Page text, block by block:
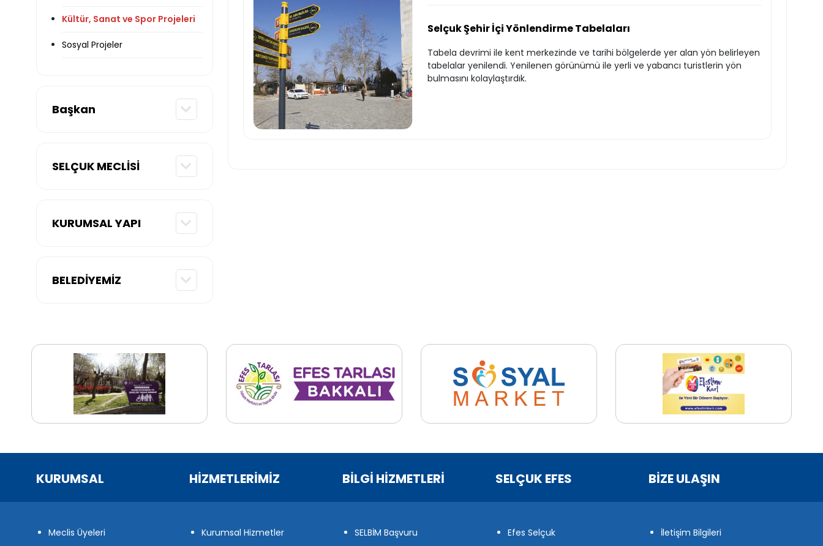
Kültür, Sanat ve Spor Projeleri
Sosyal Projeler
Başkan
SELÇUK MECLİSİ
KURUMSAL YAPI
BELEDİYEMİZ
Selçuk Şehir İçi Yönlendirme Tabelaları
Tabela devrimi ile kent merkezinde ve tarihi bölgelerde yer alan yön belirleyen
tabelalar yenilendi. Yenilenen görünümü ile yerli ve yabancı turistlerin yön
bulmasını kolaylaştırdık.
KURUMSAL
Meclis Üyeleri
HİZMETLERİMİZ
Kurumsal Hizmetler
BİLGİ HİZMETLERİ
SELBİM Başvuru
SELÇUK EFES
Efes Selçuk
BİZE ULAŞIN
İletişim Bilgileri